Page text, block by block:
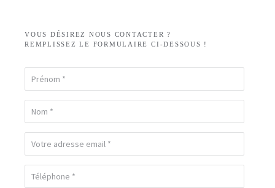
VOUS DÉSIREZ NOUS CONTACTER ?
REMPLISSEZ LE FORMULAIRE CI-DESSOUS !